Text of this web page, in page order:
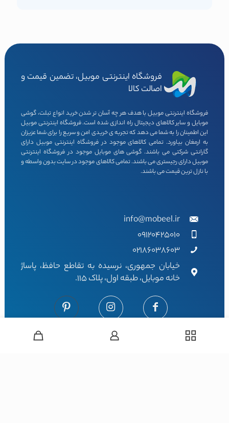
فروشگاه اینترنتی موبیل، تضمین قیمت و
اصالت کالا
فروشگاه اینترنتی موبیل با هدف هر چه آسان تر شدن خرید انواع تبلت، گوشی
موبایل و سایر کالاهای دیجیتال راه اندازی شده است. فروشگاه اینترنتی موبیل
این اطمینان را به شما می دهد که تجربه ی خریدی امن و سریع را برای شما عزیزان
به ارمغان بیاورد. تمامی کالاهای موجود در فروشگاه اینترنتی موبیل دارای
گارانتی شرکتی می باشند. گوشی های موبایل موجود در فروشگاه اینترنتی
موبیل دارای رجیستری می باشند. تمامی کالاهای موجود در سایت بدون واسطه و
با نازل ترین قیمت می باشند.
info@mobeel.ir
09120425010
02186038603
خیابان جمهوری، نرسیده به تقاطع حافظ، پاساژ
خانه موبایل، طبقه اول، پلاک 115.